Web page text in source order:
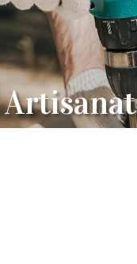
Artisanat